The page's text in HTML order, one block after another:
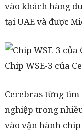
vào khách hàng
tại UAE và được
Chip WSE-3 của
Cerebras từng tìm
nghiệp trong
vào vận hành